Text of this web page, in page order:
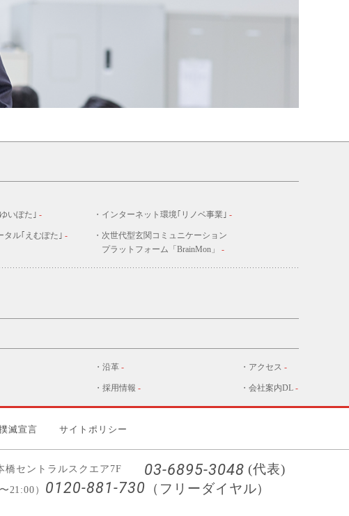
いぽた｣ - ・インターネット環境｢リノベ事業｣ -
タル｢えむぽた｣ -
・次世代型玄関コミュニケーション
プラットフォーム「BrainMon」
-
・沿革 - ・アクセス -
・採用情報 - ・会社案内DL -
滅宣言 サイトポリシー
橋セントラルスクエア7F 03-6895-3048 (代表)
21:00） 0120-881-730 （フリーダイヤル）